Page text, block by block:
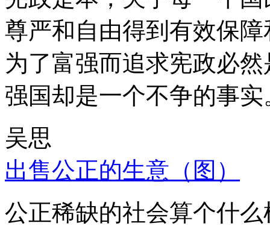
尊严和自由得到有效保
为了富强而追求宪政必
强国却是一个不争的事实
吴思
出售公正的生意（图）
公正稀缺的社会算个什